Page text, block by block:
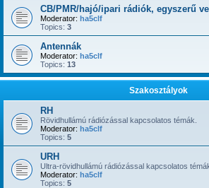
CB/PMR/hajó/ipari rádiók, egyszerű
Moderator: ha5clf
Topics: 3
Antennák
Moderator: ha5clf
Topics: 13
Szakosztályok
RH
Rövidhullámú rádiózással kapcsolatos témák.
Moderator: ha5clf
Topics: 5
URH
Ultra-rövidhullámú rádiózással kapcsolatos
Moderator: ha5clf
Topics: 5